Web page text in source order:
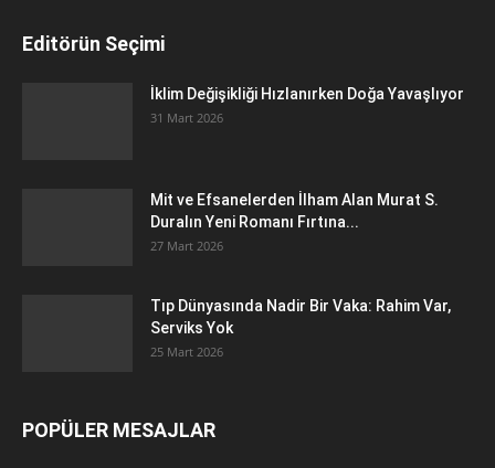
Editörün Seçimi
İklim Değişikliği Hızlanırken Doğa Yavaşlıyor
31 Mart 2026
Mit ve Efsanelerden İlham Alan Murat S.
Duralın Yeni Romanı Fırtına...
27 Mart 2026
Tıp Dünyasında Nadir Bir Vaka: Rahim Var,
Serviks Yok
25 Mart 2026
POPÜLER MESAJLAR